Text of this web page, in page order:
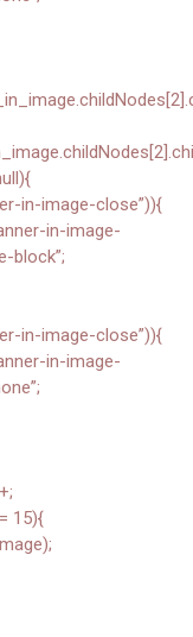
in-image-close”)){
in-image-
block”;
in-image-close”)){
in-image-
15){